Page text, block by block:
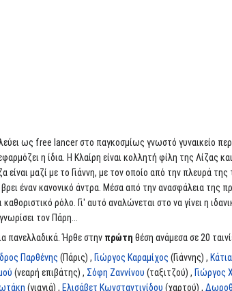
ως free lancer στο παγκοσμίως γνωστό γυναικείο
η ίδια. Η Κλαίρη είναι κολλητή φίλη της Λίζας
μαζί με το Γιάννη, με τον οποίο από την πλευρά της
έναν κανονικό άντρα. Μέσα από την ανασφάλεια της
ρόλο. Γι' αυτό αναλώνεται στο να γίνει η
τον Πάρη...
πανελλαδικά. Ήρθε στην πρώτη θέση ανάμεσα σε 20
Παρθένης (Πάρις) , Γιώργος Καραμίχος (Γιάννης) ,
(νεαρή επιβάτης) , Σόφη Ζαννίνου (ταξιτζού) , Γιώργος
(γιαγιά) , Ελισάβετ Κωνσταντινίδου (χαρτού) ,